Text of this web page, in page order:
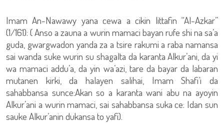
Imam An-Nawawy yana cewa a cikin littafin “Al-Azkar”
(1/161): ( Anso a zauna a wurin mamaci bayan rufe shi na sa’a
guda, gwargwadon yanda za a tsire rakumi a raba namansa
sai wanda suke wurin su shagalta da karanta Alkur’ani, da yi
wa mamaci addu’a, da yin wa’azi, tare da bayar da labaran
mutanen kirki, da halayen salihai, Imam Shafi’i da
sahabbansa sunce:Akan so a karanta wani abu na ayoyin
Alkur’ani a wurin mamaci, sai sahabbansa suka ce: Idan sun
sauke Alkur’anin dukansa to yafi).